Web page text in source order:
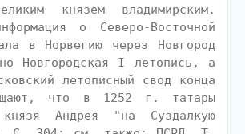
князем владимирским.
о Северо-Восточной
в Норвегию через Новгород
Новгородская I летопись, а
летописный свод конца
что в 1252 г. татары
Андрея "на Суздалкую